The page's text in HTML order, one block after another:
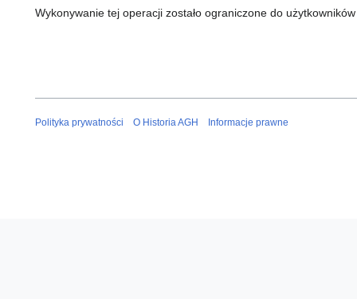
Wykonywanie tej operacji zostało ograniczone do
Polityka prywatności O Historia AGH Informacje prawne